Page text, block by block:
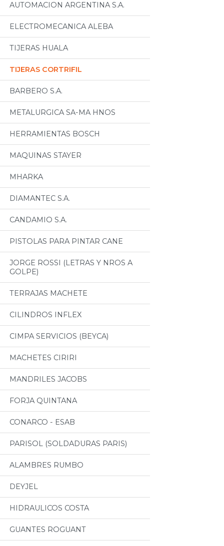
AUTOMACION ARGENTINA S.A.
ELECTROMECANICA ALEBA
TIJERAS HUALA
TIJERAS CORTRIFIL
BARBERO S.A.
METALURGICA SA-MA HNOS
HERRAMIENTAS BOSCH
MAQUINAS STAYER
MHARKA
DIAMANTEC S.A.
CANDAMIO S.A.
PISTOLAS PARA PINTAR CANE
JORGE ROSSI (LETRAS Y NROS A
GOLPE)
TERRAJAS MACHETE
CILINDROS INFLEX
CIMPA SERVICIOS (BEYCA)
MACHETES CIRIRI
MANDRILES JACOBS
FORJA QUINTANA
CONARCO - ESAB
PARISOL (SOLDADURAS PARIS)
ALAMBRES RUMBO
DEYJEL
HIDRAULICOS COSTA
GUANTES ROGUANT